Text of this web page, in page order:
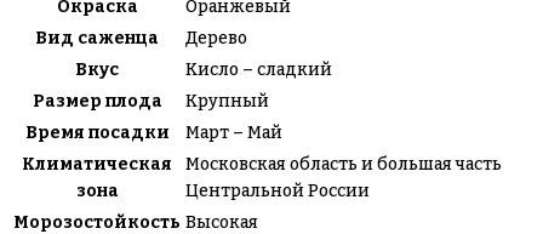
Окраска
Оранжевый
Вид саженца
Дерево
Вкус
Кисло – сладкий
Размер плода
Крупный
Время посадки
Март – Май
Климатическая
зона
Московская область и большая часть
Центральной России
Морозостойкость Высокая